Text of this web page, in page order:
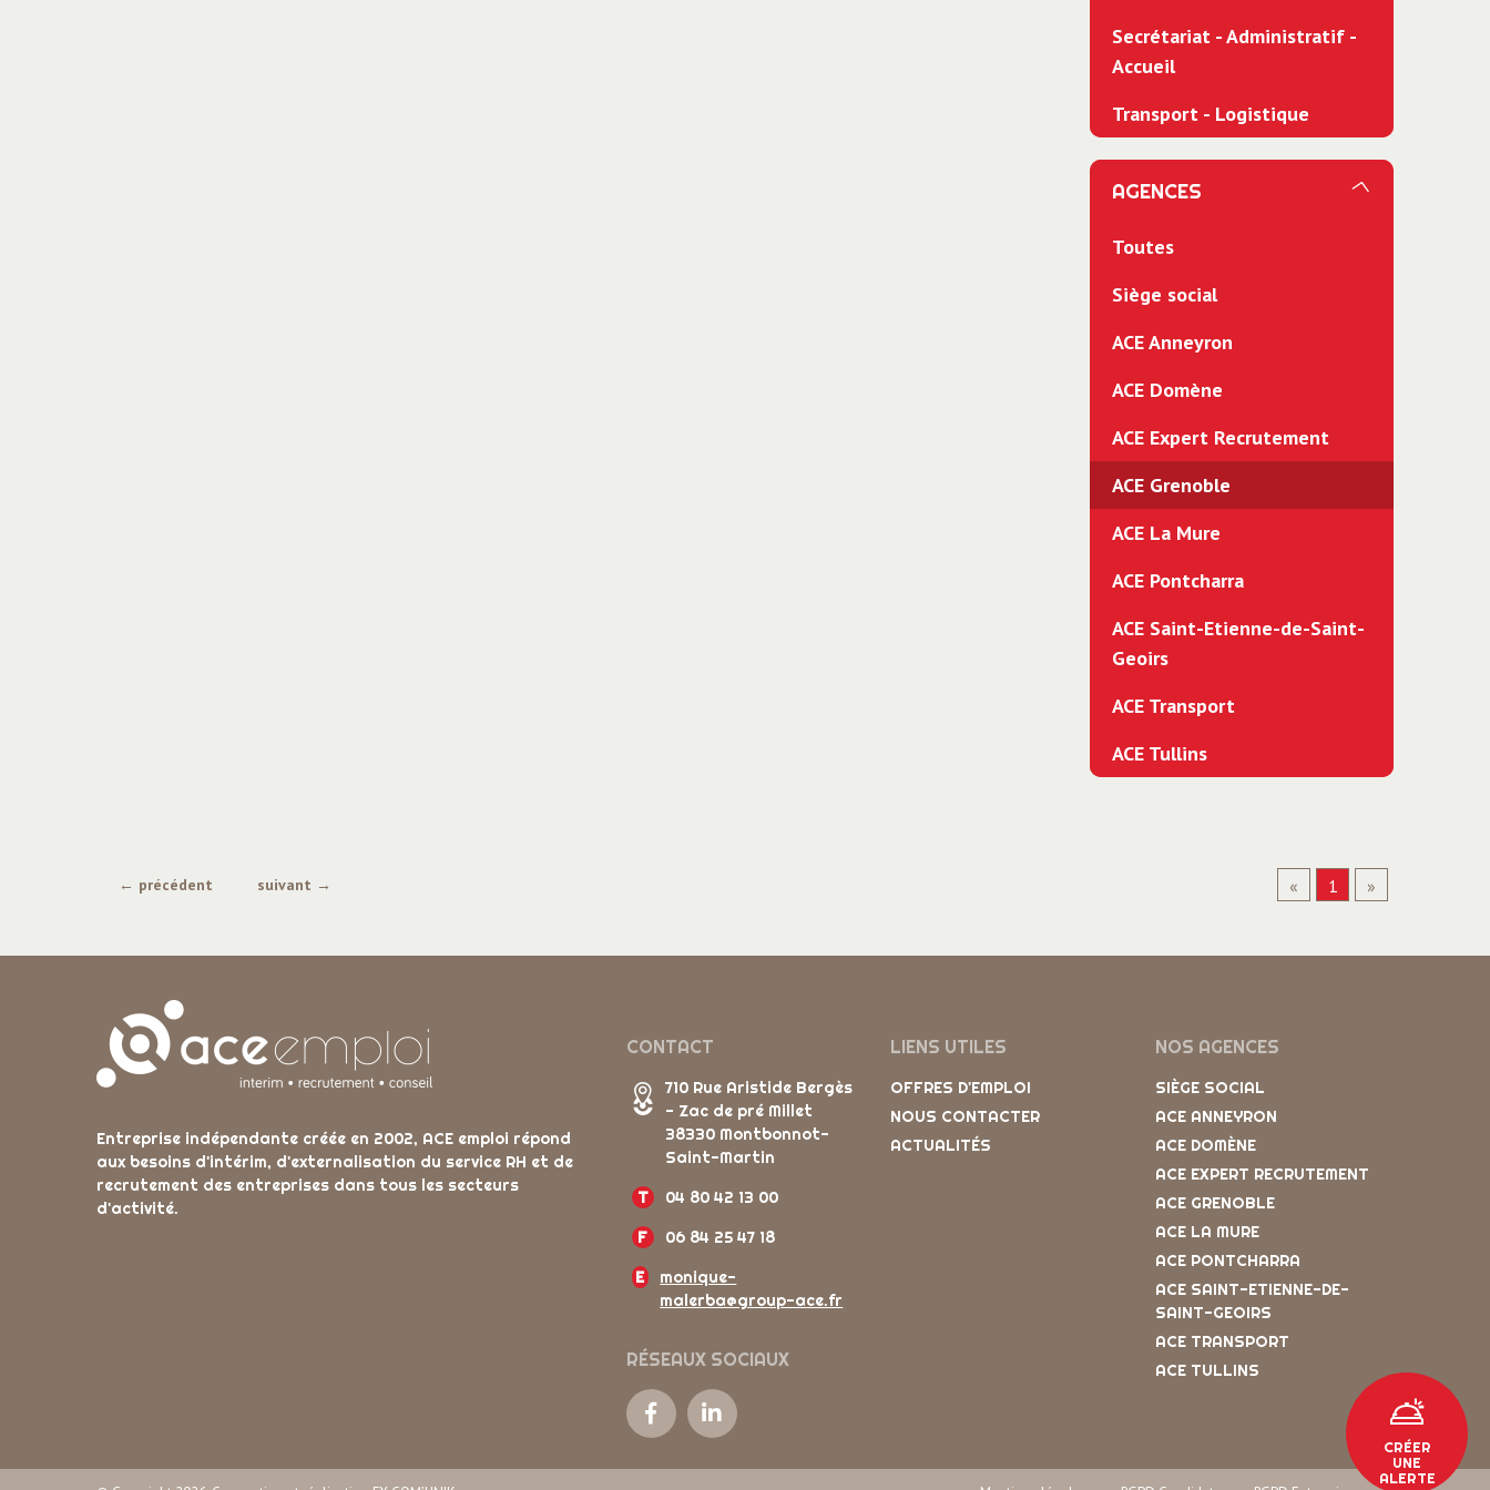
Secrétariat - Administratif -
Accueil
Transport - Logistique
AGENCES
Toutes
Siège social
ACE Anneyron
ACE Domène
ACE Expert Recrutement
ACE Grenoble
ACE La Mure
ACE Pontcharra
ACE Saint-Etienne-de-Saint-
Geoirs
ACE Transport
ACE Tullins
← précédent suivant → « 1 »
Entreprise indépendante créée en 2002, ACE emploi répond
aux besoins d'intérim, d'externalisation du service RH et de
recrutement des entreprises dans tous les secteurs
d'activité.
CONTACT
710 Rue Aristide Bergès
- Zac de pré Millet
38330 Montbonnot-
Saint-Martin
T
04 80 42 13 00
F
06 84 25 47 18
E
monique-
malerba@group-ace.fr
RÉSEAUX SOCIAUX
LIENS UTILES
OFFRES D'EMPLOI
NOUS CONTACTER
ACTUALITÉS
NOS AGENCES
SIÈGE SOCIAL
ACE ANNEYRON
ACE DOMÈNE
ACE EXPERT RECRUTEMENT
ACE GRENOBLE
ACE LA MURE
ACE PONTCHARRA
ACE SAINT-ETIENNE-DE-
SAINT-GEOIRS
ACE TRANSPORT
ACE TULLINS
CRÉER
UNE
ALERTE